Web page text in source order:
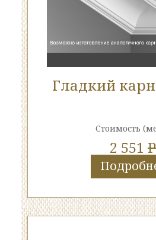
Гладкий
Стоимость
2 551 P